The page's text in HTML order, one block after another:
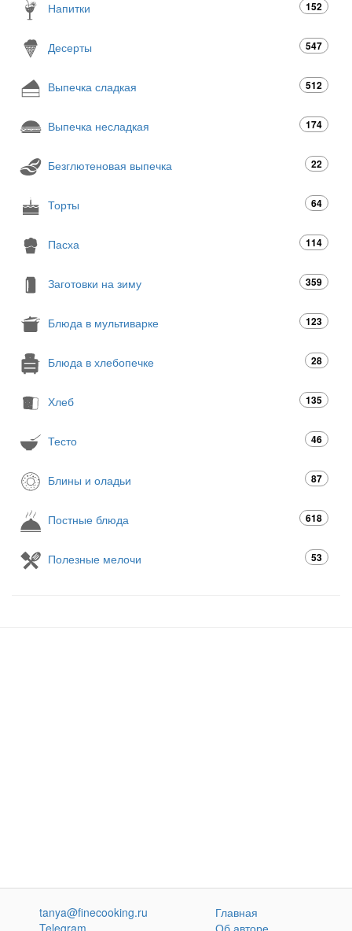
Напитки 152
Десерты 547
Выпечка сладкая 512
Выпечка несладкая 174
Безглютеновая выпечка 22
Торты 64
Пасха 114
Заготовки на зиму 359
Блюда в мультиварке 123
Блюда в хлебопечке 28
Хлеб 135
Тесто 46
Блины и оладьи 87
Постные блюда 618
Полезные мелочи 53
tanya@finecooking.ru
Telegram
Главная
Об авторе